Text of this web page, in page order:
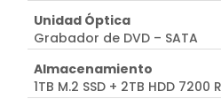
Unidad Óptica
Grabador de DVD – SATA
Almacenamiento
1TB M.2 SSD + 2TB HDD 7200